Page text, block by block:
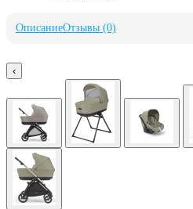
ОписаниеОтзывы (0)
‹